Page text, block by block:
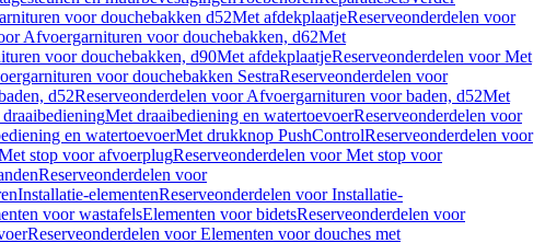
voor douchebakken d52Met afdekplaatjeReserveonderdelen voor
Afvoergarnituren voor douchebakken, d62Met
voor douchebakken, d90Met afdekplaatjeReserveonderdelen voor Met
voor douchebakken SestraReserveonderdelen voor
d52Reserveonderdelen voor Afvoergarnituren voor baden, d52Met
Met draaibediening en watertoevoerReserveonderdelen voor
en watertoevoerMet drukknop PushControlReserveonderdelen voor
stop voor afvoerplugReserveonderdelen voor Met stop voor
Reserveonderdelen voor
Installatie-elementenReserveonderdelen voor Installatie-
voor wastafelsElementen voor bidetsReserveonderdelen voor
Reserveonderdelen voor Elementen voor douches met